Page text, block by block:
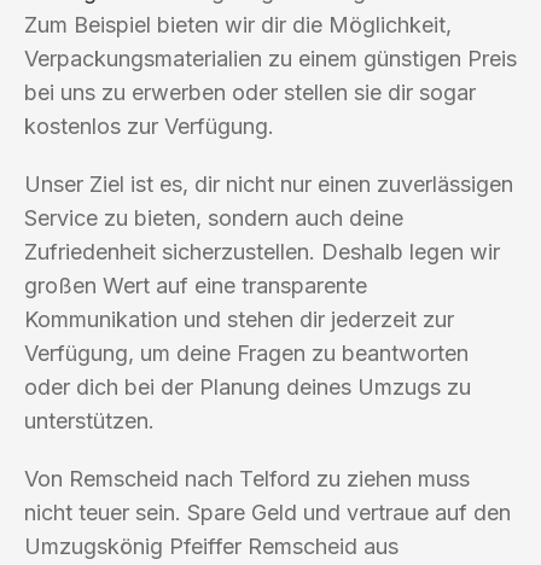
Zum Beispiel bieten wir dir die Möglichkeit,
Verpackungsmaterialien zu einem günstigen Preis
bei uns zu erwerben oder stellen sie dir sogar
kostenlos zur Verfügung.
Unser Ziel ist es, dir nicht nur einen zuverlässigen
Service zu bieten, sondern auch deine
Zufriedenheit sicherzustellen. Deshalb legen wir
großen Wert auf eine transparente
Kommunikation und stehen dir jederzeit zur
Verfügung, um deine Fragen zu beantworten
oder dich bei der Planung deines Umzugs zu
unterstützen.
Von Remscheid nach Telford zu ziehen muss
nicht teuer sein. Spare Geld und vertraue auf den
Umzugskönig Pfeiffer Remscheid aus